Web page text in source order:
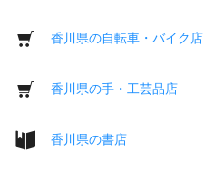
香川県の自転車・バイク店
香川県の手・工芸品店
香川県の書店